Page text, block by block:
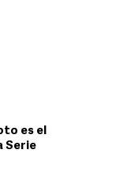
es el
Serie